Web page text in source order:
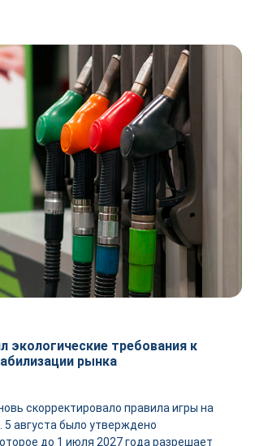
экологические требования к
рынка
скорректировало правила игры на
5 августа было утверждено
до 1 июля 2027 года разрешает